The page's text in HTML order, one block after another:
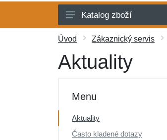
Houpací sítě
Houpací křesla
Katalog zboží
Úvod Zákaznický servis
Aktuality
Menu
Aktuality
Často kladené dotazy